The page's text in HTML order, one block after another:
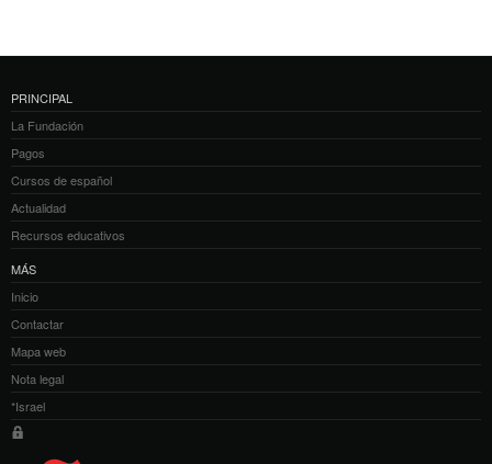
PRINCIPAL
La Fundación
Pagos
Cursos de español
Actualidad
Recursos educativos
MÁS
Inicio
Contactar
Mapa web
Nota legal
*Israel